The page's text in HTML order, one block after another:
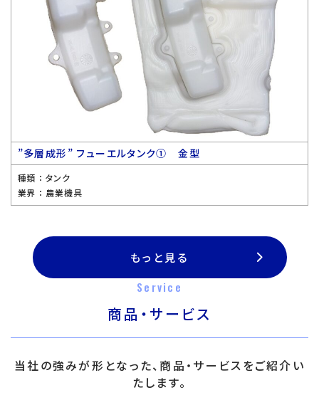
”多層成形” フューエルタンク① 金型
種類 ： タンク
業界 ： 農業機具
もっと見る
Service
商品・サービス
当社の強みが形となった、商品・サービスをご紹介い
たします。